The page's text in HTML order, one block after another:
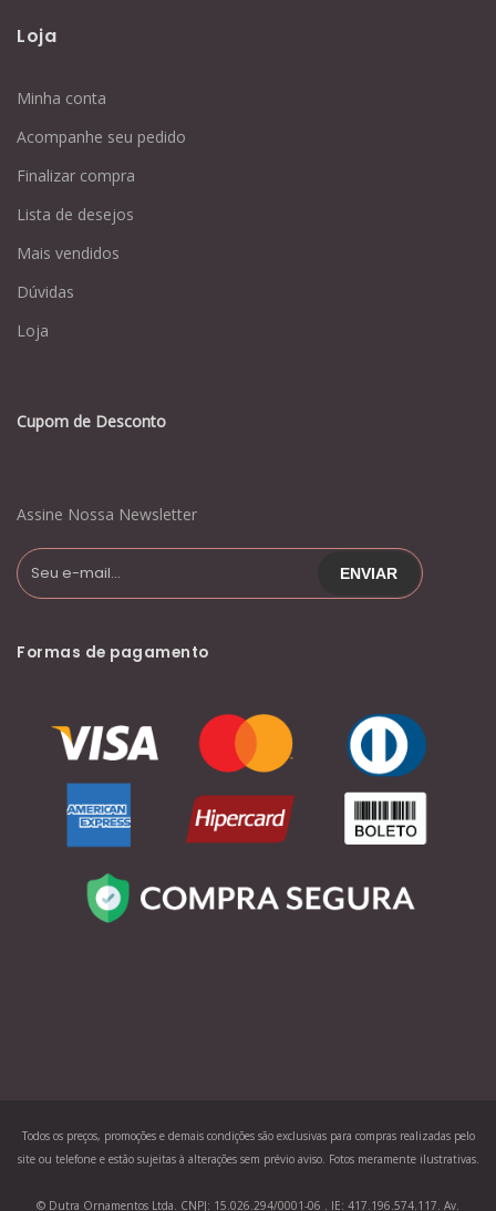
Loja
Minha conta
Acompanhe seu pedido
Finalizar compra
Lista de desejos
Mais vendidos
Dúvidas
Loja
Cupom de Desconto
Assine Nossa Newsletter
Formas de pagamento
Todos os preços, promoções e demais condições são exclusivas para compras realizadas pelo
site ou telefone e estão sujeitas à alterações sem prévio aviso. Fotos meramente ilustrativas.
© Dutra Ornamentos Ltda. CNPJ: 15.026.294/0001-06 . IE: 417.196.574.117. Av.